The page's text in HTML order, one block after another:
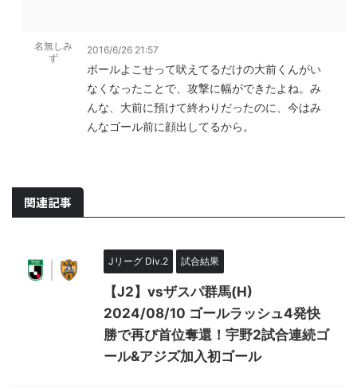
名無しみ
ず
2016/6/26 21:57
ボールよこせって吠えてるだけの大前くんがい
なくなったことで、攻撃に幅ができたよね。み
んな、大前に預けて終わりだったのに、今はみ
んなゴール前に顔出してるから。
関連記事
Jリーグ Div.2 試合結果
【J2】vsザスパ群馬(H)
2024/08/10 ゴールラッシュ4発快
勝で再び首位奪還！宇野2試合連続ゴ
ール&アジズ加入初ゴール